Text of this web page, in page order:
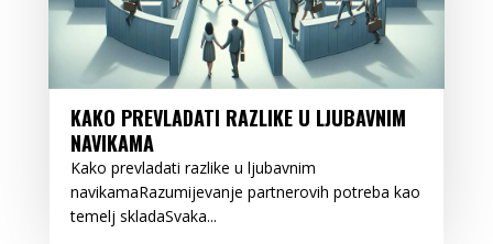
KAKO PREVLADATI RAZLIKE U LJUBAVNIM
NAVIKAMA
Kako prevladati razlike u ljubavnim
navikamaRazumijevanje partnerovih potreba kao
temelj skladaSvaka...